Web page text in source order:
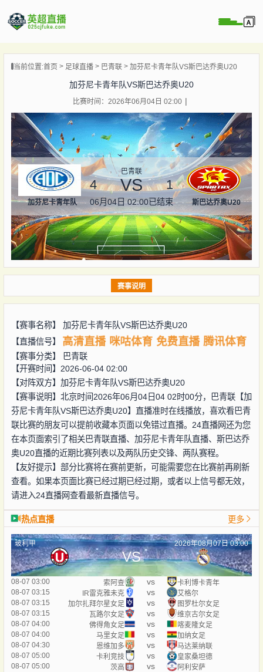
播
像
闻
当前位置:首页 足球直播 巴青联 加芬尼卡青年队VS斯巴达乔奥U20
加芬尼卡青年队VS斯巴达乔奥U20
比赛时间：2026年06月04日 02:00
加芬尼卡青年队
巴青联
4 VS 1
06月04日 02:00已结束 斯巴达乔奥U20
赛事说明
【赛事名称】 加芬尼卡青年队VS斯巴达乔奥U20
【直播信号】
高清直播 咪咕体育 免费直播 腾讯体育
【赛事分类】
巴青联
【开赛时间】2026-06-04 02:00
【对阵双方】 加芬尼卡青年队VS斯巴达乔奥U20
【赛事说明】北京时间2026年06月04日04 02时00分，巴青联【加
芬尼卡青年队VS斯巴达乔奥U20】直播准时在线播放，喜欢看巴青
联比赛的朋友可以提前收藏本页面以免错过直播。24直播网还为您
在本页面索引了相关巴青联直播、加芬尼卡青年队直播、斯巴达乔
奥U20直播的近期比赛列表以及两队历史交锋、两队赛程。
【友好提示】部分比赛将在赛前更新，可能需要您在比赛前再刷新
查看。如果本页面比赛已经过期已经过期，或者以上信号都无效，
请进入24直播网查看最新直播信号。
热点直播 更多
玻利甲 2026年08月07日 03:00
VS
08-07 03:00 索阿查 vs
卡利博卡青年
08-07 03:15
IR雷克雅未克 vs
艾格尔
08-07 03:15
加尔扎拜尔星女足 vs
图罗杜尔女足
08-07 03:15
瓦路尔女足 vs
维京古尔女足
08-07 04:00
佛得角女足 vs
喀麦隆女足
08-07 04:00
马里女足 vs
加纳女足
08-07 04:30
恩维加多 vs
马达莱纳联
08-07 05:00
卡利竞技 vs
皇家桑坦德
08-07 05:00
茨高 vs 阿利安萨